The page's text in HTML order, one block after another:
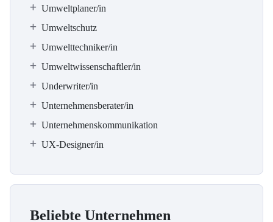
Umweltplaner/in
Umweltschutz
Umwelttechniker/in
Umweltwissenschaftler/in
Underwriter/in
Unternehmensberater/in
Unternehmenskommunikation
UX-Designer/in
Beliebte Unternehmen